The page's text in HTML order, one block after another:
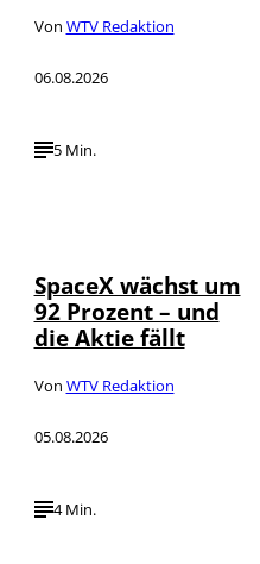
Von WTV Redaktion
06.08.2026
5 Min.
SpaceX wächst um
92 Prozent – und
die Aktie fällt
Von WTV Redaktion
05.08.2026
4 Min.